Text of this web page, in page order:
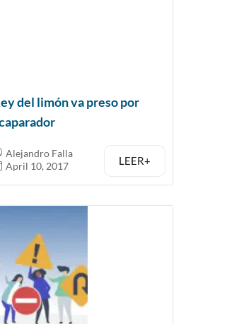
del limón va preso por
Alejandro Falla
April 10, 2017
LEER+